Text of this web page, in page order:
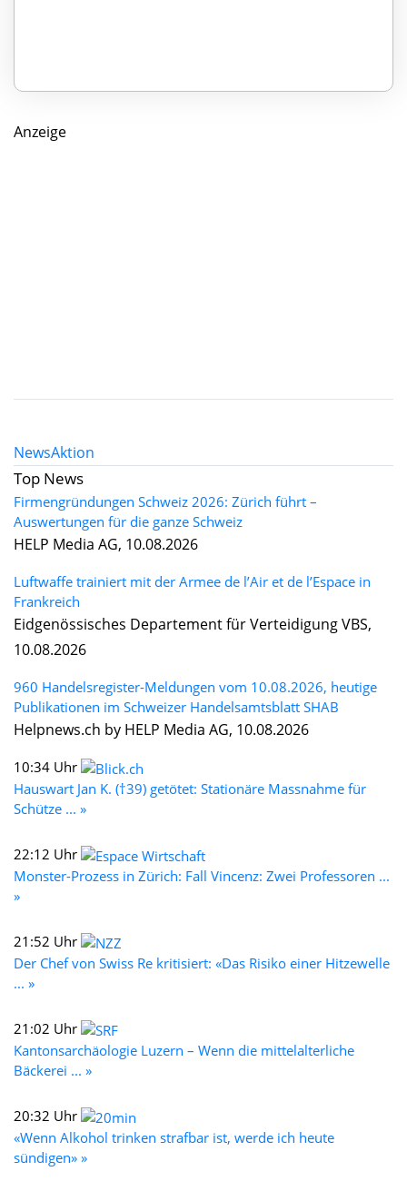
Anzeige
NewsAktion
Top News
Firmengründungen Schweiz 2026: Zürich führt –
Auswertungen für die ganze Schweiz
HELP Media AG, 10.08.2026
Luftwaffe trainiert mit der Armee de l’Air et de l’Espace in
Frankreich
Eidgenössisches Departement für Verteidigung VBS,
10.08.2026
960 Handelsregister-Meldungen vom 10.08.2026, heutige
Publikationen im Schweizer Handelsamtsblatt SHAB
Helpnews.ch by HELP Media AG, 10.08.2026
10:34 Uhr
Hauswart Jan K. (†39) getötet: Stationäre Massnahme für
Schütze ... »
22:12 Uhr
Monster-Prozess in Zürich: Fall Vincenz: Zwei Professoren ...
»
21:52 Uhr
Der Chef von Swiss Re kritisiert: «Das Risiko einer Hitzewelle
... »
21:02 Uhr
Kantonsarchäologie Luzern – Wenn die mittelalterliche
Bäckerei ... »
20:32 Uhr
«Wenn Alkohol trinken strafbar ist, werde ich heute
sündigen» »